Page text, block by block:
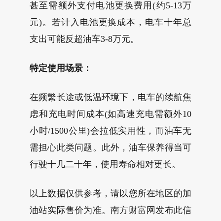
甚至需额外支付电池更换费用(约5-13万
元)。若计入电池更换成本，电车十年总
支出可能反超油车3-8万元。
特定使用场景：
在频繁长途或低温环境下，电车的续航焦
虑和充电时间成本(如高速充电需额外10
小时/1500公里)会拉低实用性，而油车无
需担心此类问题。此外，油车保养得当可
行驶十几二十年，使用寿命相对更长。
以上数据仅供参考，请以您所在地区的加
油站实际售价为准。南方财富网发布此信